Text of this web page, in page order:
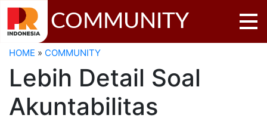
COMMUNITY
HOME » COMMUNITY
Lebih Detail Soal
Akuntabilitas